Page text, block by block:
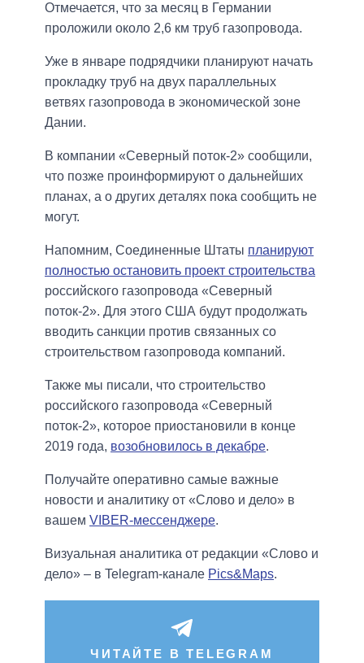
Отмечается, что за месяц в Германии
проложили около 2,6 км труб газопровода.
Уже в январе подрядчики планируют начать
прокладку труб на двух параллельных
ветвях газопровода в экономической зоне
Дании.
В компании «Северный поток-2» сообщили,
что позже проинформируют о дальнейших
планах, а о других деталях пока сообщить не
могут.
Напомним, Соединенные Штаты планируют
полностью остановить проект строительства
российского газопровода «Северный
поток-2». Для этого США будут продолжать
вводить санкции против связанных со
строительством газопровода компаний.
Также мы писали, что строительство
российского газопровода «Северный
поток-2», которое приостановили в конце
2019 года, возобновилось в декабре.
Получайте оперативно самые важные
новости и аналитику от «Слово и дело» в
вашем VIBER-мессенджере.
Визуальная аналитика от редакции «Слово и
дело» – в Telegram-канале Pics&Maps.
ЧИТАЙТЕ В TELEGRAM